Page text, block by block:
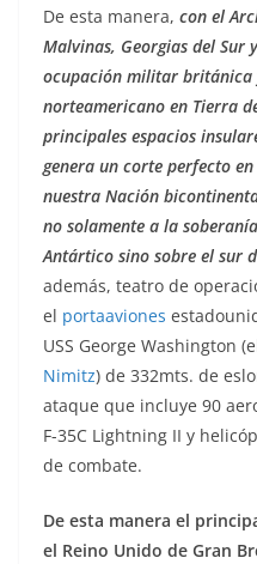
De esta manera, con el
Malvinas, Georgias del Sur
ocupación militar
norteamericano en Tierra
principales espacios
genera un corte perfecto
nuestra Nación
no solamente a la
Antártico sino sobre el sur
además, teatro de
el portaaviones
USS George Washington
Nimitz) de 332mts. de
ataque que incluye 90
F-35C Lightning II y
de combate.
De esta manera el
el Reino Unido de Gran